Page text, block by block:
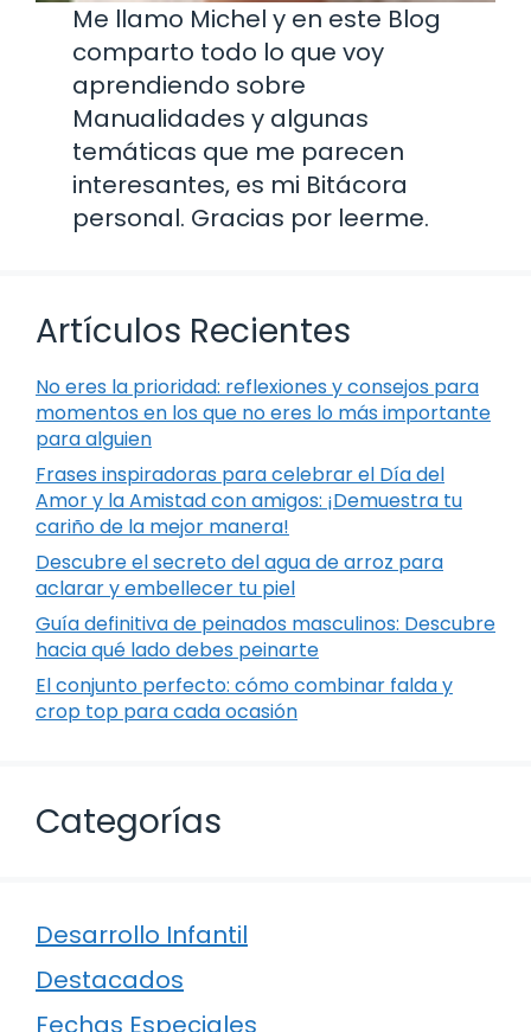
Me llamo Michel y en este Blog
comparto todo lo que voy
aprendiendo sobre
Manualidades y algunas
temáticas que me parecen
interesantes, es mi Bitácora
personal. Gracias por leerme.
Artículos Recientes
No eres la prioridad: reflexiones y consejos para
momentos en los que no eres lo más importante
para alguien
Frases inspiradoras para celebrar el Día del
Amor y la Amistad con amigos: ¡Demuestra tu
cariño de la mejor manera!
Descubre el secreto del agua de arroz para
aclarar y embellecer tu piel
Guía definitiva de peinados masculinos: Descubre
hacia qué lado debes peinarte
El conjunto perfecto: cómo combinar falda y
crop top para cada ocasión
Categorías
Desarrollo Infantil
Destacados
Fechas Especiales